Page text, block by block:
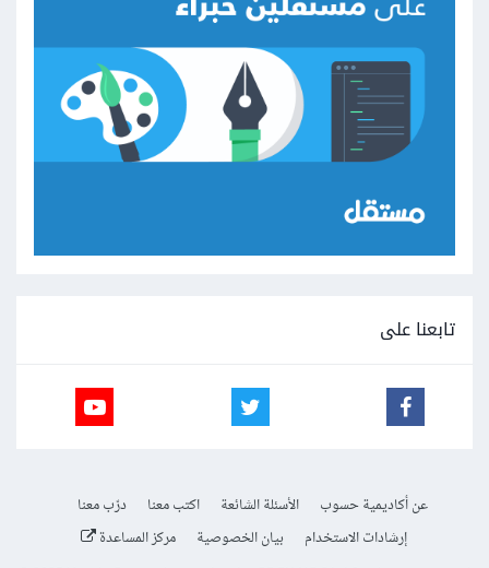
تابعنا على
عن أكاديمية حسوب الأسئلة الشائعة اكتب معنا
درّب معنا
إرشادات الاستخدام
بيان الخصوصية مركز المساعدة